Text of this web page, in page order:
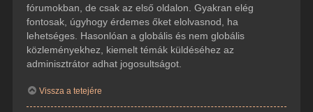
fórumokban, de csak az első oldalon. Gyakran elég
fontosak, úgyhogy érdemes őket elolvasnod, ha
lehetséges. Hasonlóan a globális és nem globális
közleményekhez, kiemelt témák küldéséhez az
adminisztrátor adhat jogosultságot.
Vissza a tetejére